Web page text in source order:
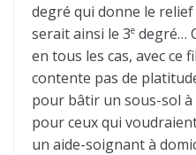
degré qui donne le
serait ainsi le 3e degré…
en tous les cas, avec ce
contente pas de
pour bâtir un sous-sol
pour ceux qui
un aide-soignant à